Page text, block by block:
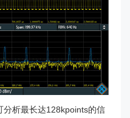
分析最长达128kpoints的信